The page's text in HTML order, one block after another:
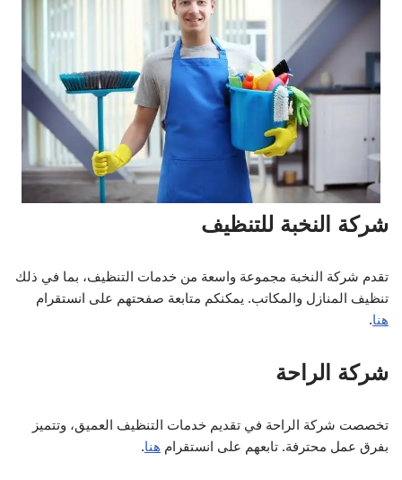
شركة النخبة للتنظيف
تقدم شركة النخبة مجموعة واسعة من خدمات التنظيف، بما في ذلك
تنظيف المنازل والمكاتب. يمكنكم متابعة صفحتهم على انستقرام
هنا.
شركة الراحة
تخصصت شركة الراحة في تقديم خدمات التنظيف العميق، وتتميز
بفرق عمل محترفة. تابعهم على انستقرام هنا.